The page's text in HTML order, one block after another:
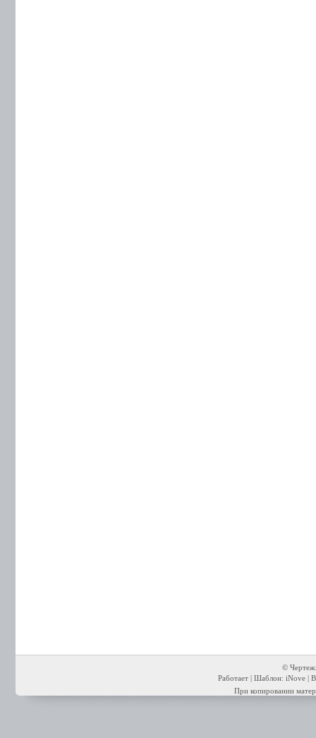
©
Работает | Шаблон: iNove |
При копировании